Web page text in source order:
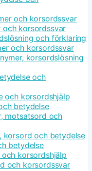
och korsordssvar
och korsordssvar
och förklaring
och korsordssvar
korsordslösning
och
och korsordshjälp
betydelse
motsatsord och
korsord och betydelse
betydelse
korsordshjälp
och korsordssvar